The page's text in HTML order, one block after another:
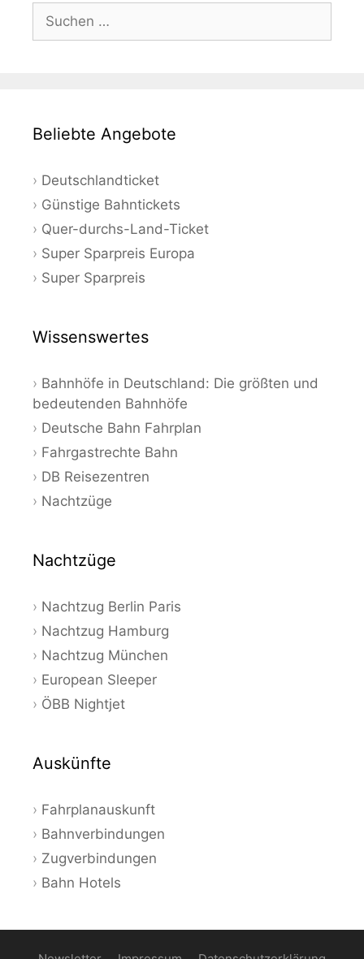
nach:
Beliebte Angebote
Deutschlandticket
Günstige Bahntickets
Quer-durchs-Land-Ticket
Super Sparpreis Europa
Super Sparpreis
Wissenswertes
Bahnhöfe in Deutschland: Die größten und
bedeutenden Bahnhöfe
Deutsche Bahn Fahrplan
Fahrgastrechte Bahn
DB Reisezentren
Nachtzüge
Nachtzüge
Nachtzug Berlin Paris
Nachtzug Hamburg
Nachtzug München
European Sleeper
ÖBB Nightjet
Auskünfte
Fahrplanauskunft
Bahnverbindungen
Zugverbindungen
Bahn Hotels